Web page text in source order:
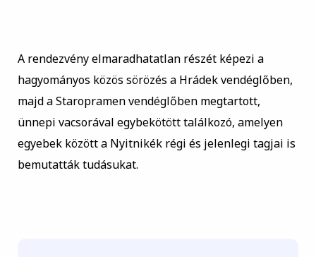
A rendezvény elmaradhatatlan részét képezi a
hagyományos közös sörözés a Hrádek vendéglőben,
majd a Staropramen vendéglőben megtartott,
ünnepi vacsorával egybekötött találkozó, amelyen
egyebek között a Nyitnikék régi és jelenlegi tagjai is
bemutatták tudásukat.